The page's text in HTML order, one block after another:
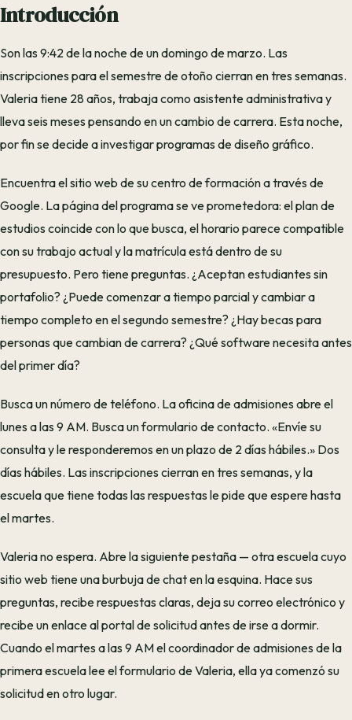
Introducción
Son las 9:42 de la noche de un domingo de marzo. Las
inscripciones para el semestre de otoño cierran en tres semanas.
Valeria tiene 28 años, trabaja como asistente administrativa y
lleva seis meses pensando en un cambio de carrera. Esta noche,
por fin se decide a investigar programas de diseño gráfico.
Encuentra el sitio web de su centro de formación a través de
Google. La página del programa se ve prometedora: el plan de
estudios coincide con lo que busca, el horario parece compatible
con su trabajo actual y la matrícula está dentro de su
presupuesto. Pero tiene preguntas. ¿Aceptan estudiantes sin
portafolio? ¿Puede comenzar a tiempo parcial y cambiar a
tiempo completo en el segundo semestre? ¿Hay becas para
personas que cambian de carrera? ¿Qué software necesita antes
del primer día?
Busca un número de teléfono. La oficina de admisiones abre el
lunes a las 9 AM. Busca un formulario de contacto. «Envíe su
consulta y le responderemos en un plazo de 2 días hábiles.» Dos
días hábiles. Las inscripciones cierran en tres semanas, y la
escuela que tiene todas las respuestas le pide que espere hasta
el martes.
Valeria no espera. Abre la siguiente pestaña — otra escuela cuyo
sitio web tiene una burbuja de chat en la esquina. Hace sus
preguntas, recibe respuestas claras, deja su correo electrónico y
recibe un enlace al portal de solicitud antes de irse a dormir.
Cuando el martes a las 9 AM el coordinador de admisiones de la
primera escuela lee el formulario de Valeria, ella ya comenzó su
solicitud en otro lugar.